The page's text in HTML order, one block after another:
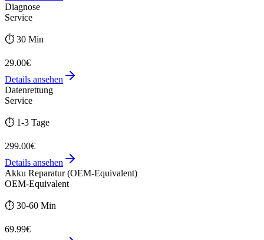
Diagnose
Service
⏱️ 30 Min
29.00€
Details ansehen
Datenrettung
Service
⏱️ 1-3 Tage
299.00€
Details ansehen
Akku Reparatur (OEM-Equivalent)
OEM-Equivalent
⏱️ 30-60 Min
69.99€